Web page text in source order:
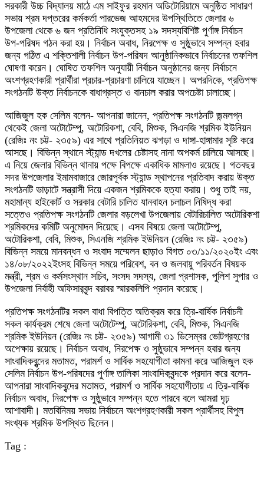
সরকারী উচ্চ বিদ্যালয় মাঠে এম সাইফুর রহমান অডিটোরিয়ামে অনুষ্ঠিত সাধারণ
সভায় শ্রম দপ্তরের কর্মকর্তা পারভেজ আহমদের উপস্থিতিতে জেলার ৬
উপজেলা থেকে ৬ জন প্রতিনিধি সংযুক্তসহ ১৯ সদস্যবিশিষ্ট পুর্ণাঙ্গ নির্বাচন
উপ-পরিষদ গঠন করা হয়। নির্বাচন অবাধ, নিরপেক্ষ ও সুষ্ঠুভাবে সম্পন্ন হবার
জন্য গঠিত এ শক্তিশালী নির্বাচন উপ-পরিষদ আনুষ্ঠানিকভাবে নির্বাচনের তফশিল
ঘোষণা করেন। ঘোষিত তফশিল অনুযায়ী নির্বাচন অনুষ্ঠানের জন্য নির্বাচনে
অংশগ্রহণকারী প্রার্থীরা প্রচার-প্রচারণা চালিয়ে যাচ্ছেন। অপরদিকে, প্রতিপক্ষ
সংগঠনটি উক্ত নির্বাচনকে বাধাগ্রস্ত ও বানচাল করার অপচেষ্টা চালাচ্ছে।
আজিজুল হক সেলিম বলেন- আপনারা জানেন, প্রতিপক্ষ সংগঠনটি জন্মলগ্ন
থেকেই জেলা অটোটেম্পু, অটোরিকশা, বেবি, মিশুক, সিএনজি শ্রমিক ইউনিয়ন
(রেজিঃ নং চট্ট- ২৩৫৯) এর সাথে প্রতিনিয়ত ঝগড়া ও দাঙ্গা-হাঙ্গামার সৃষ্টি করে
আসছে। বিভিন্ন স্থানে স্ট্যান্ড দখলের চেষ্টাসহ নানা অপকর্ম চালিয়ে আসছে।
এ নিয়ে জেলার বিভিন্ন থানায় পক্ষে বিপক্ষে একাধিক মামলাও রয়েছে। গতবছর
সদর উপজেলার ইমামবাজারে জোরপূর্বক স্ট্যান্ড স্থাপনের প্রতিবাদ করায় উক্ত
সংগঠনটি ভাড়াটে সন্ত্রাসী দিয়ে একজন শ্রমিককে হত্যা করায়। শুধু তাই নয়,
মহামান্য হাইকোর্ট ও সরকার বেটারি চালিত যানবাহন চলাচল নিষিদ্ধ করা
সত্তেও প্রতিপক্ষ সংগঠনটি জেলার বড়লেখা উপজেলায় বেটারিচালিত অটোরিকশা
শ্রমিকদের কমিটি অনুমোদন দিয়েছে। এসব বিষয়ে জেলা অটোটেম্পু,
অটোরিকশা, বেবি, মিশুক, সিএনজি শ্রমিক ইউনিয়ন (রেজিঃ নং চট্ট- ২৩৫৯)
বিভিন্ন সময়ে মানবন্ধন ও সংবাদ সম্মেলন ছাড়াও বিগত ০৩/১১/২০২০ইং এবং
১৪/০৮/২০২২ইংসহ বিভিন্ন সময়ে পরিবেশ, বন ও জলবায়ু পরিবর্তন বিষয়ক
মন্ত্রী, শ্রম ও কর্মসংস্থান সচিব, সংসদ সদস্য, জেলা প্রশাসক, পুলিশ সুপার ও
উপজেলা নির্বাহী অফিসারবৃন্দ বরাবর স্মারকলিপি প্রদান করেছে।
প্রতিপক্ষ সংগঠনটির সকল বাধা বিপত্তি অতিক্রম করে ত্রি-বার্ষিক নির্বাচনী
সকল কার্যক্রম শেষে জেলা অটোটেম্পু, অটোরিকশা, বেবি, মিশুক, সিএনজি
শ্রমিক ইউনিয়ন (রেজিঃ নং চট্ট- ২৩৫৯) আগামী ৩১ ডিসেম্বর ভোটগ্রহণের
অপেক্ষায় রয়েছে। নির্বাচন অবাধ, নিরপেক্ষ ও সুষ্ঠুভাবে সম্পন্ন হবার জন্য
সাংবাদিকবৃন্দের মতামত, পরামর্শ ও সার্বিক সহযোগীতা কামনা করে আজিজুল হক
সেলিম নির্বাচন উপ-পরিষদের পুর্ণাঙ্গ তালিকা সাংবাদিকবৃন্দকে প্রদান করে বলেন-
আপনারা সাংবাদিকবৃন্দের মতামত, পরামর্শ ও সার্বিক সহযোগীতায় এ ত্রি-বার্ষিক
নির্বাচন অবাধ, নিরপেক্ষ ও সুষ্ঠুভাবে সম্পন্ন হতে পারবে বলে আমরা দৃঢ়
আশাবাদী। মতবিনিময় সভায় নির্বাচনে অংশগ্রহণকারী সকল প্রার্থীসহ বিপুল
সংখ্যক শ্রমিক উপস্থিত ছিলেন।
Tag :